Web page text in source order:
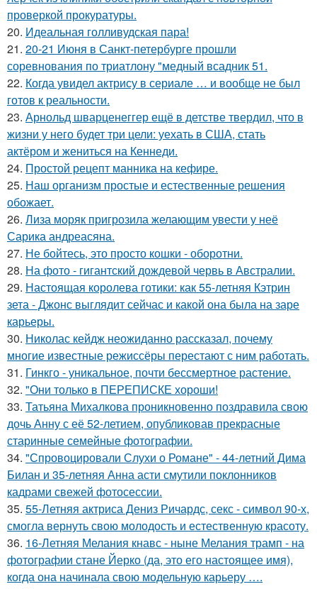
проверкой прокуратуры.
20. Идеальная голливудская пара!
21. 20-21 Июня в Санкт-петербурге прошли
соревнования по триатлону "медный всадник 51.
22. Когда увидел актрису в сериале … и вообще не был
готов к реальности.
23. Арнольд шварценеггер ещё в детстве твердил, что в
жизни у него будет три цели: уехать в США, стать
актёром и жениться на Кеннеди.
24. Простой рецепт манника на кефире.
25. Наш организм простые и естественные решения
обожает.
26. Лиза моряк пригрозила желающим увести у неё
Сарика андреасяна.
27. Не бойтесь, это просто кошки - оборотни.
28. На фото - гигантский дождевой червь в Австралии.
29. Настоящая королева готики: как 55-летняя Кэтрин
зета - Джонс выглядит сейчас и какой она была на заре
карьеры.
30. Николас кейдж неожиданно рассказал, почему
многие известные режиссёры перестают с ним работать.
31. Гинкго - уникальное, почти бессмертное растение.
32. "Они только в ПЕРЕПИСКЕ хороши!
33. Татьяна Михалкова проникновенно поздравила свою
дочь Анну с её 52-летием, опубликовав прекрасные
старинные семейные фотографии.
34. "Спровоцировали Слухи о Романе" - 44-летний Дима
Билан и 35-летняя Анна асти смутили поклонников
кадрами свежей фотосессии.
35. 55-Летняя актриса Дениз Ричардс, секс - символ 90-х,
смогла вернуть свою молодость и естественную красоту.
36. 16-Летняя Мелания кнавс - ныне Мелания трамп - на
фотографии стане Йерко (да, это его настоящее имя),
когда она начинала свою модельную карьеру ….